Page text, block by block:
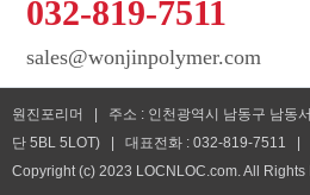
032-819-7511
sales@wonjinpolymer.com
원진포리머 | 주소 : 인천광역시 남동구 남동
단 5BL 5LOT) | 대표전화 : 032-819-7511 |
Copyright (c) 2023 LOCNLOC.com. All Rights